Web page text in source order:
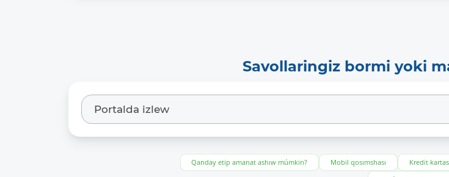
Savollaringiz bormi yoki
Qanday etip amanat ashıw múmkin? Mobil qosımshası Kredit